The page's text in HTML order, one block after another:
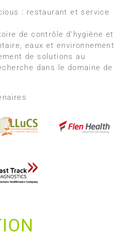
: restaurant et service
de contrôle d’hygiène et
eaux et environnement
de solutions au
dans le domaine de